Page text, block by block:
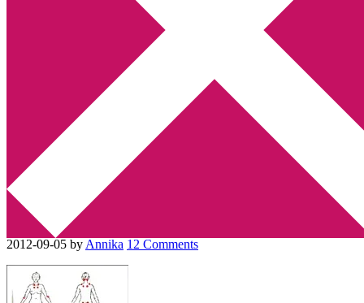
Utskriftscentralen
Min tv-blogg
You are here:Home Personligt /När livet kommer ikapp (och
springer förbi…)
När livet kommer ikapp (och
springer förbi…)
2012-09-05 by Annika 12 Comments